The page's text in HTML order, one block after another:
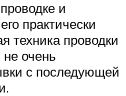
и
практически
техника проводки
очень
с последующей